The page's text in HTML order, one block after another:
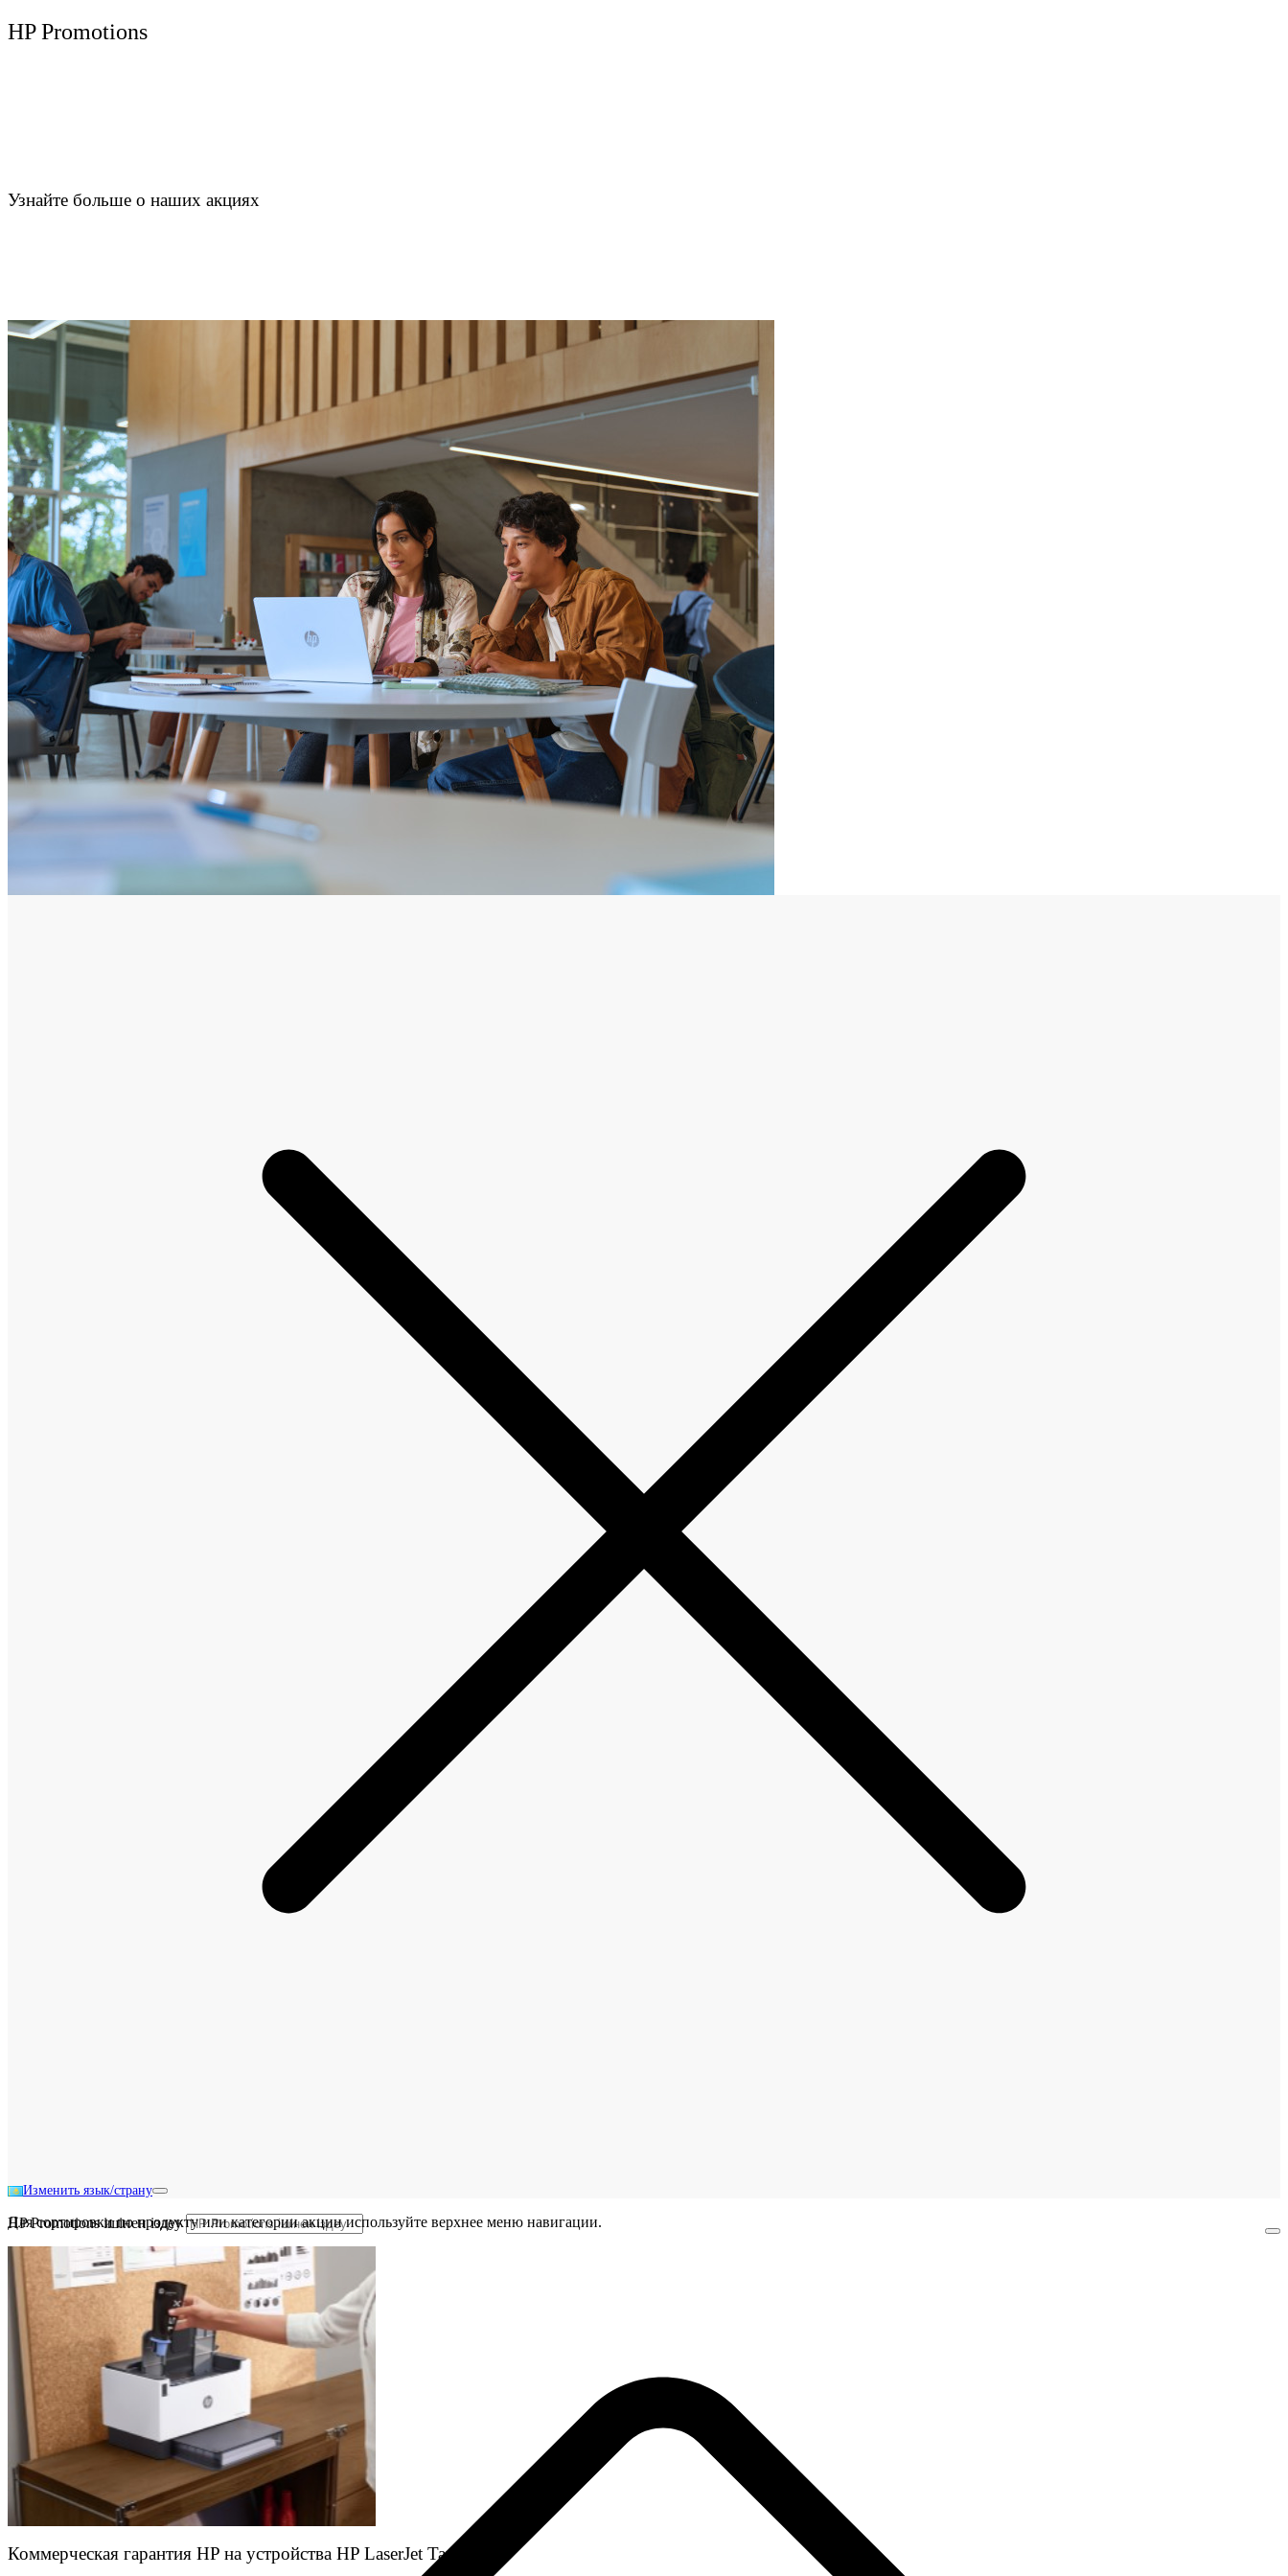
HP Promotions
Узнайте больше о наших акциях
Изменить язык/страну
HP Promotions ішінен іздеу
Для сортировки по продукту или категории акции используйте верхнее меню навигации.
Коммерческая гарантия HP на устройства HP LaserJet Tanks